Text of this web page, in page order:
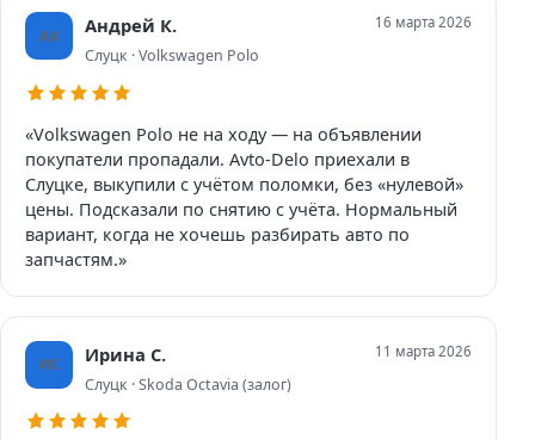
АК Андрей К.
Слуцк · Volkswagen Polo
16 марта 2026
«Volkswagen Polo не на ходу — на объявлении
покупатели пропадали. Avto-Delo приехали в
Слуцке, выкупили с учётом поломки, без «нулевой»
цены. Подсказали по снятию с учёта. Нормальный
вариант, когда не хочешь разбирать авто по
запчастям.»
ИС Ирина С.
Слуцк · Skoda Octavia (залог)
11 марта 2026